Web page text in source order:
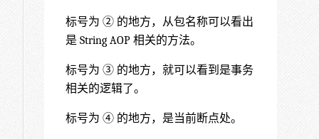
标号为 ② 的地方，从包名称可以看出
是 String AOP 相关的方法。
标号为 ③ 的地方，就可以看到是事务
相关的逻辑了。
标号为 ④ 的地方，是当前断点处。